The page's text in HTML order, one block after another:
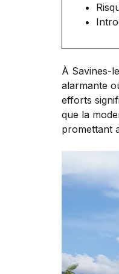
À Savines-
alarmante
efforts
que la
promettant